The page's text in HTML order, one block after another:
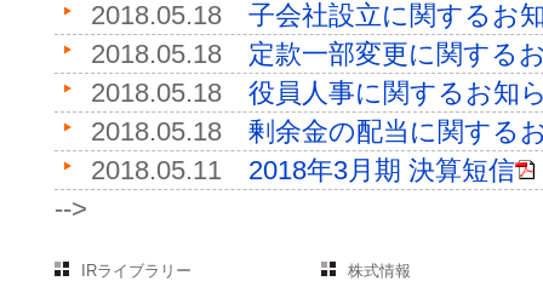
2018.05.18 子会社設立に関するお
2018.05.18 定款一部変更に関する
2018.05.18 役員人事に関するお知
2018.05.18 剰余金の配当に関する
2018.05.11 2018年3月期 決算短信
-->
IRライブラリー
株式情報